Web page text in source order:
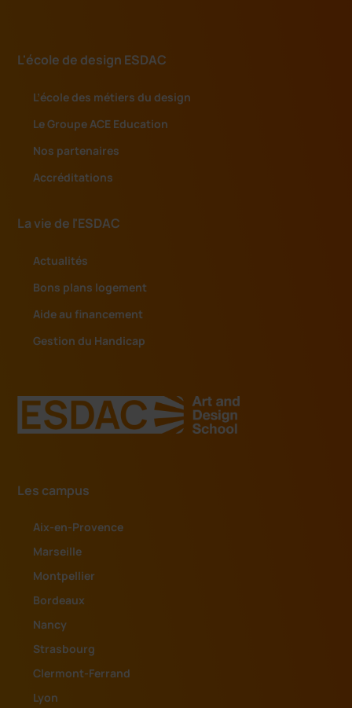
L'école de design ESDAC
L’école des métiers du design
Le Groupe ACE Education
Nos partenaires
Accréditations
La vie de l'ESDAC
Actualités
Bons plans logement
Aide au financement
Gestion du Handicap
Les campus
Aix-en-Provence
Marseille
Montpellier
Bordeaux
Nancy
Strasbourg
Clermont-Ferrand
Lyon